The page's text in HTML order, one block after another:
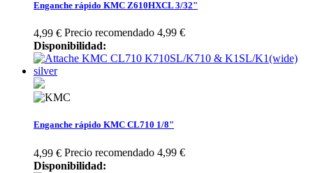
Enganche rápido KMC Z610HXCL 3/32"
4,99 € Precio recomendado 4,99 €
Disponibilidad:
Enganche rápido KMC CL710 1/8"
4,99 € Precio recomendado 4,99 €
Disponibilidad: